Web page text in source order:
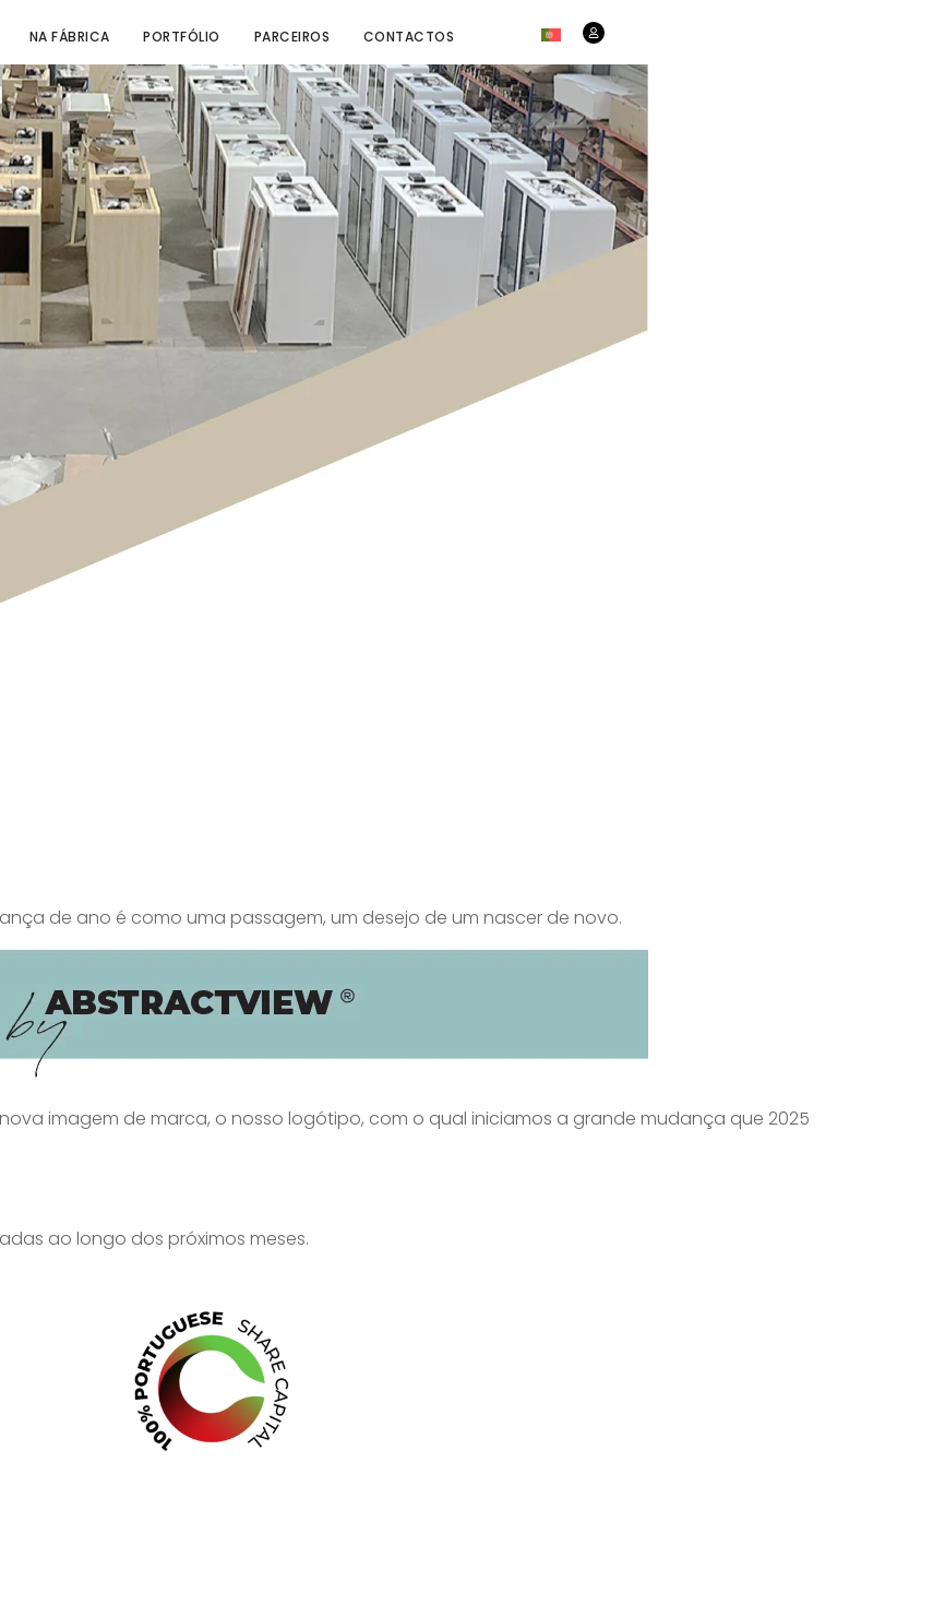
NA FÁBRICA PORTFÓLIO PARCEIROS CONTACTOS
de ano é como uma passagem, um desejo de um nascer de novo.
imagem de marca, o nosso logótipo, com o qual iniciamos a grande mudança que 2025
ao longo dos próximos meses.